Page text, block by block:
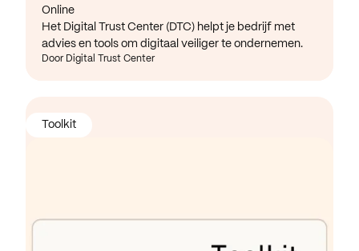
Online
Het Digital Trust Center (DTC) helpt je bedrijf met
advies en tools om digitaal veiliger te ondernemen.
Door Digital Trust Center
Toolkit